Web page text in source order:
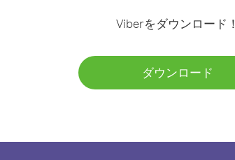
Viberをダウンロード！
ダウンロード